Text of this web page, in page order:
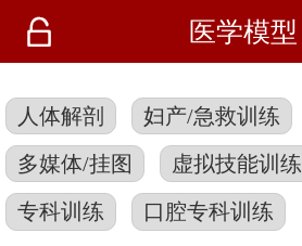
 医学模型
人体解剖 妇产/急救训练
多媒体/挂图 虚拟技能训练
专科训练 口腔专科训练